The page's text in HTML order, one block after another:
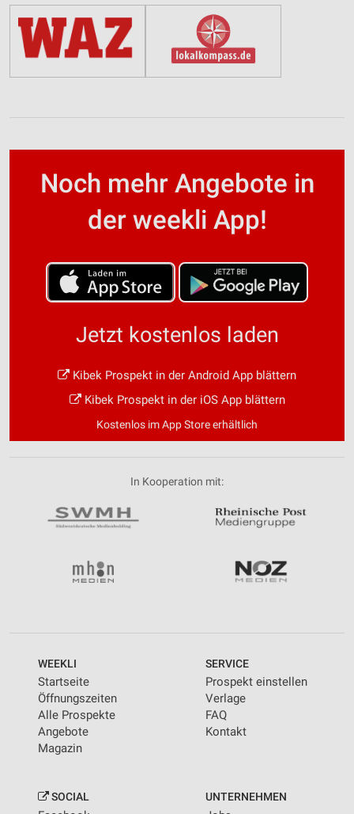
Noch mehr Angebote in
der weekli App!
Jetzt kostenlos laden
Kibek Prospekt in der Android App blättern
Kibek Prospekt in der iOS App blättern
Kostenlos im App Store erhältlich
In Kooperation mit:
WEEKLI
Startseite
Öffnungszeiten
Alle Prospekte
Angebote
Magazin
SERVICE
Prospekt einstellen
Verlage
FAQ
Kontakt
SOCIAL UNTERNEHMEN